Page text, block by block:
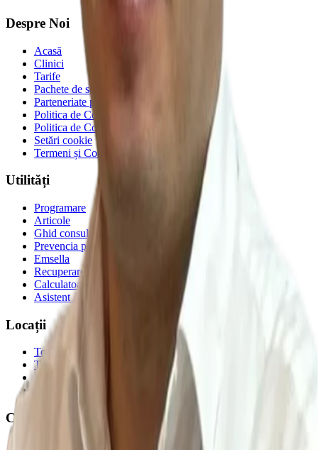
Despre Noi
Acasă
Clinici
Tarife
Pachete de servicii
Parteneriate pentru sănătate
Politica de Confidențialitate
Politica de Cookie-uri
Setări cookie
Termeni și Condiții
Utilități
Programare
Articole
Ghid consultații CAS
Prevencia pentru toți
Emsella
Recuperare medicală
Calculatoare de sănătate
Asistent AI
Locații
Toate clinicile
Toate zonele
Clinica Prevencia Alunișului
Contact
Clinica Prevencia Alunișului